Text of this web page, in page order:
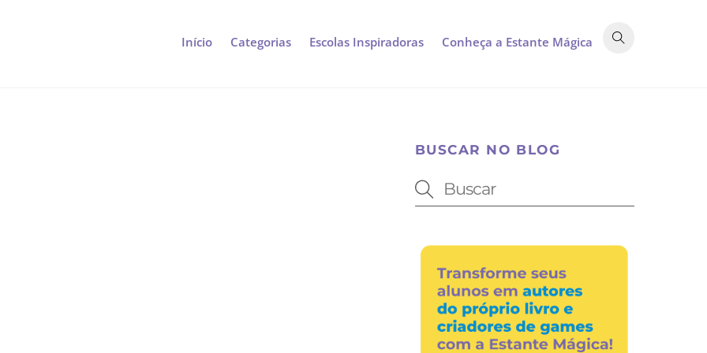
Início Categorias Escolas Inspiradoras Conheça a Estante Mágica
BUSCAR NO BLOG